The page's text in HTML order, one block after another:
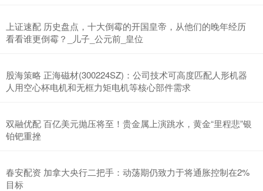
上证速配 历史盘点，十大倒霉的开国皇帝，从他们的晚年经历
看看谁更倒霉？_儿子_公元前_皇位
股海策略 正海磁材(300224SZ)：公司技术可高度匹配人形机器
人用空心杯电机和无框力矩电机等核心部件需求
双融优配 百亿美元抛压将至！贵金属上演跳水，黄金“里程悲”银
铂钯重挫
春安配资 加拿大央行二把手：动荡期仍致力于将通胀控制在2%
目标